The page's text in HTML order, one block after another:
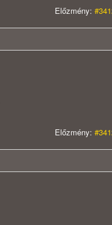
Előzmény:
Előzmény: